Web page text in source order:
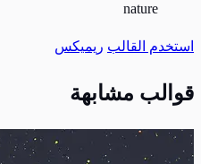
nature
استخدم القالب ريميكس
قوالب مشابهة